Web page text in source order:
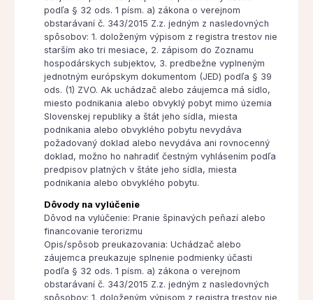
podľa § 32 ods. 1 písm. a) zákona o verejnom
obstarávaní č. 343/2015 Z.z. jedným z nasledovných
spôsobov: 1. doloženým výpisom z registra trestov nie
starším ako tri mesiace, 2. zápisom do Zoznamu
hospodárskych subjektov, 3. predbežne vyplneným
jednotným európskym dokumentom (JED) podľa § 39
ods. (1) ZVO. Ak uchádzač alebo záujemca má sídlo,
miesto podnikania alebo obvyklý pobyt mimo územia
Slovenskej republiky a štát jeho sídla, miesta
podnikania alebo obvyklého pobytu nevydáva
požadovaný doklad alebo nevydáva ani rovnocenný
doklad, možno ho nahradiť čestným vyhlásením podľa
predpisov platných v štáte jeho sídla, miesta
podnikania alebo obvyklého pobytu.
Dôvody na vylúčenie
Dôvod na vylúčenie: Pranie špinavých peňazí alebo
financovanie terorizmu
Opis/spôsob preukazovania: Uchádzač alebo
záujemca preukazuje splnenie podmienky účasti
podľa § 32 ods. 1 písm. a) zákona o verejnom
obstarávaní č. 343/2015 Z.z. jedným z nasledovných
spôsobov: 1. doloženým výpisom z registra trestov nie